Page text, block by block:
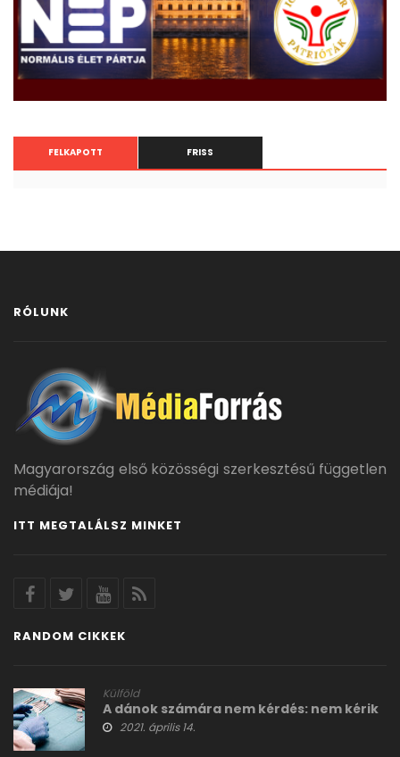
FELKAPOTT FRISS
RÓLUNK
Magyarország első közösségi szerkesztésű független
médiája!
ITT MEGTALÁLSZ MINKET
RANDOM CIKKEK
Külföld
A dánok számára nem kérdés: nem kérik
2021. április 14.